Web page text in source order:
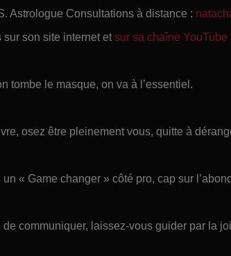
Astrologue Consultations à distance :
sur son site internet et sur sa chaîne YouTube
tombe le masque, on va à l’essentiel.
osez être pleinement vous, quitte à
« Game changer » côté pro, cap sur
communiquer, laissez-vous guider par la